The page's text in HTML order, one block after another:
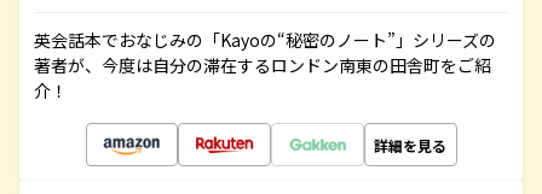
英会話本でおなじみの「Kayoの“秘密のノート”」シリーズの
著者が、今度は自分の滞在するロンドン南東の田舎町をご紹
介！
詳細を見る